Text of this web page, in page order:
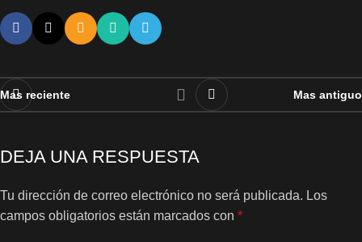
Mas reciente Mas antiguo
DEJA UNA RESPUESTA
Tu dirección de correo electrónico no será publicada. Los
campos obligatorios están marcados con *